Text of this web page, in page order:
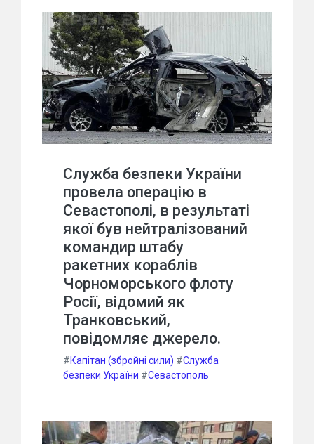
Служба безпеки України
провела операцію в
Севастополі, в результаті
якої був нейтралізований
командир штабу
ракетних кораблів
Чорноморського флоту
Росії, відомий як
Транковський,
повідомляє джерело.
#Капітан (збройні сили) #Служба
безпеки України #Севастополь